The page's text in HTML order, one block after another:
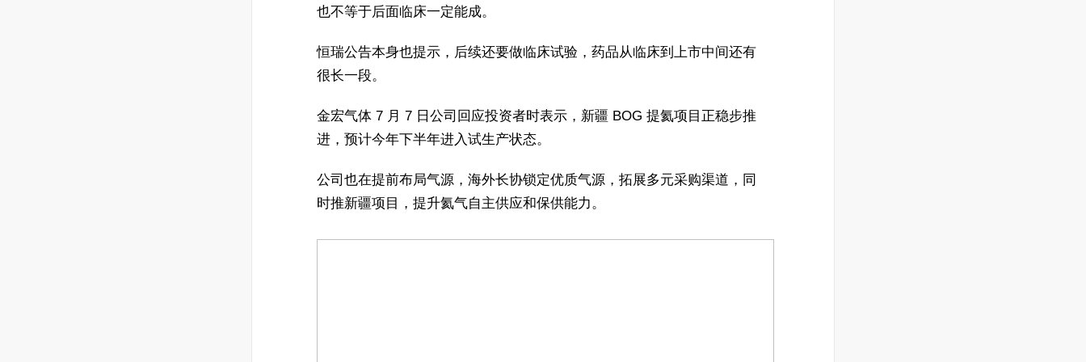
也不等于后面临床一定能成。
恒瑞公告本身也提示，后续还要做临床试验，药品从临床到上市中间还有
很长一段。
金宏气体 7 月 7 日公司回应投资者时表示，新疆 BOG 提氦项目正稳步推
进，预计今年下半年进入试生产状态。
公司也在提前布局气源，海外长协锁定优质气源，拓展多元采购渠道，同
时推新疆项目，提升氦气自主供应和保供能力。